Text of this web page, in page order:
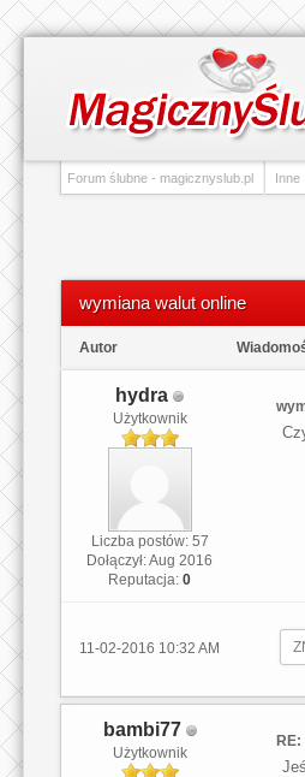
Forum ślubne - magicznyslub.pl Inne
wymiana walut online
Autor
hydra
Użytkownik
Liczba postów: 57
Dołączył: Aug 2016
Reputacja: 0
11-02-2016 10:32 AM
bambi77
Użytkownik